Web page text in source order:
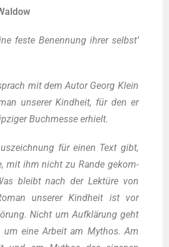
fes­te Benen­nung ihrer selbst’
mit dem Autor Georg Klein
unse­rer Kind­heit, für den er
Buch­mes­se erhielt.
für einen Text gibt,
mit ihm nicht zu Ran­de gekom­
bleibt nach der Lek­tü­re von
unse­rer Kind­heit ist vor
Nicht um Auf­klä­rung geht
um eine Arbeit am Mythos. Am